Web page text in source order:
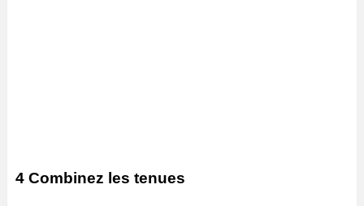
4 Combinez les tenues